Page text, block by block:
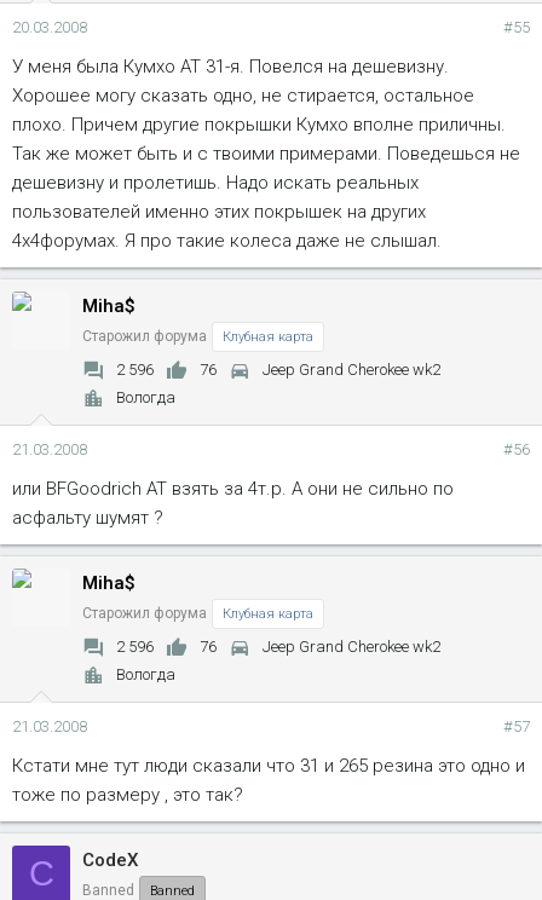
20.03.2008 #55
У меня была Кумхо АТ 31-я. Повелся на дешевизну.
Хорошее могу сказать одно, не стирается, остальное
плохо. Причем другие покрышки Кумхо вполне приличны.
Так же может быть и с твоими примерами. Поведешься не
дешевизну и пролетишь. Надо искать реальных
пользователей именно этих покрышек на других
4х4форумах. Я про такие колеса даже не слышал.
Miha$
Старожил форума Клубная карта
2 596 76
Jeep Grand Cherokee wk2
Вологда
21.03.2008 #56
или BFGoodrich AT взять за 4т.р. А они не сильно по
асфальту шумят ?
Miha$
Старожил форума Клубная карта
2 596 76
Jeep Grand Cherokee wk2
Вологда
21.03.2008 #57
Кстати мне тут люди сказали что 31 и 265 резина это одно и
тоже по размеру , это так?
C CodeX
Banned Banned